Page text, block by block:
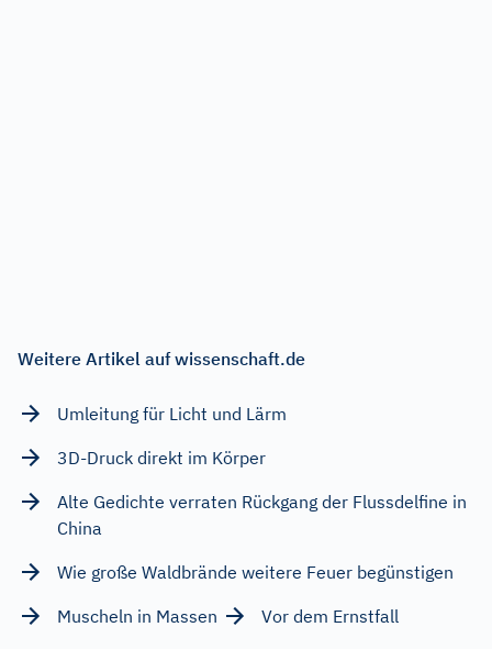
Weitere Artikel auf wissenschaft.de
Umleitung für Licht und Lärm
3D-Druck direkt im Körper
Alte Gedichte verraten Rückgang der Flussdelfine in
China
Wie große Waldbrände weitere Feuer begünstigen
Muscheln in Massen
Vor dem Ernstfall